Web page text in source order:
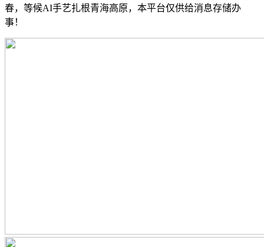
春，等候AI手艺扎根青海高原，本平台仅供给消息存储办
事！